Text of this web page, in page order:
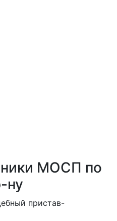
МОСП по
ну
пристав-